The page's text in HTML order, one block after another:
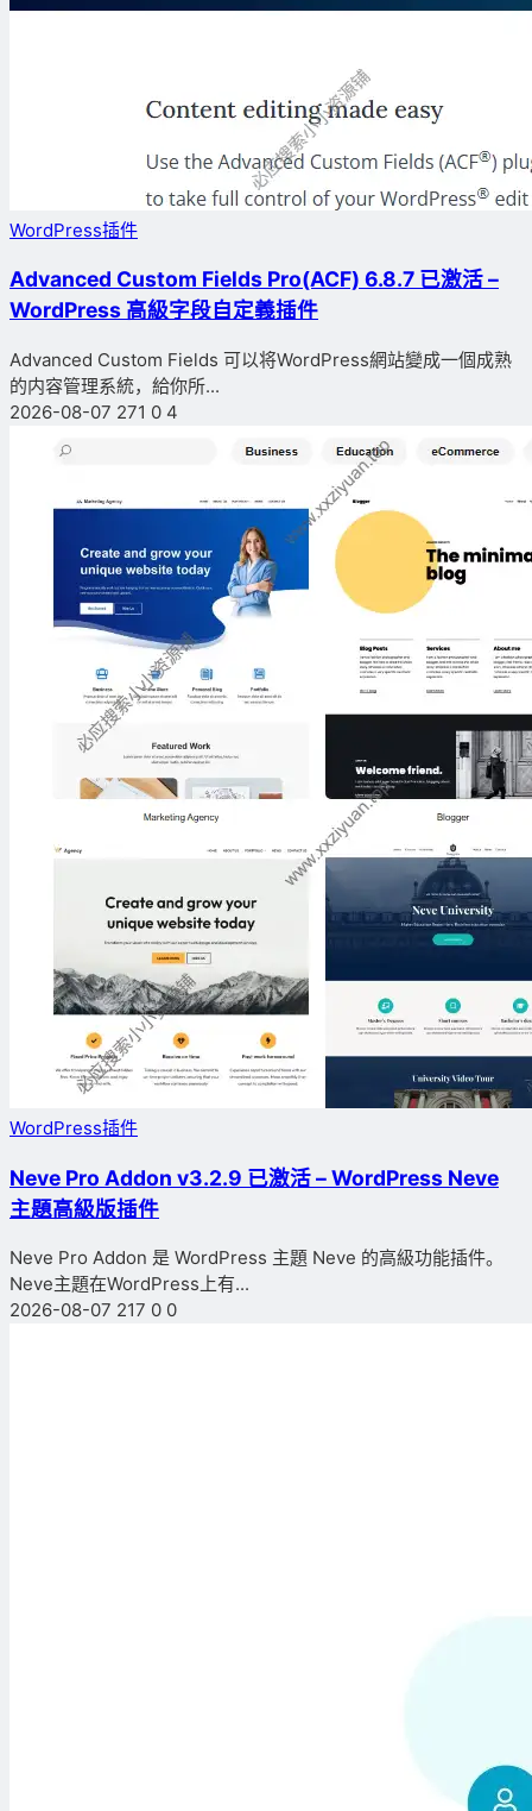
WordPress插件
Advanced Custom Fields Pro(ACF) 6.8.7 已激活 –
WordPress 高級字段自定義插件
Advanced Custom Fields 可以将WordPress網站變成一個成熟
的内容管理系統，給你所...
2026-08-07 271 0 4
WordPress插件
Neve Pro Addon v3.2.9 已激活 – WordPress Neve
主題高級版插件
Neve Pro Addon 是 WordPress 主題 Neve 的高級功能插件。
Neve主題在WordPress上有...
2026-08-07 217 0 0